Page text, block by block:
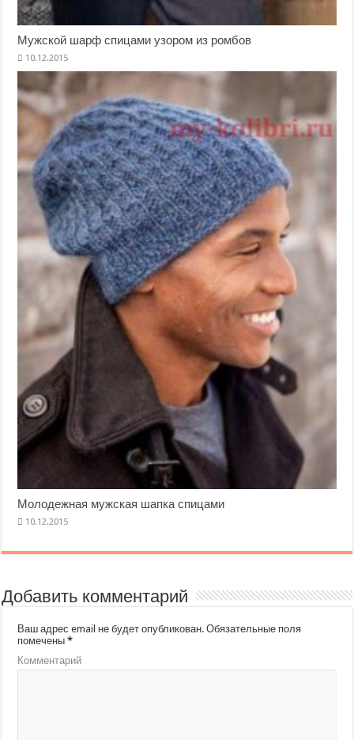
Мужской шарф спицами узором из ромбов
Молодежная мужская шапка спицами
Добавить комментарий
Ваш адрес email не будет опубликован. Обязательные поля
помечены*
Комментарий